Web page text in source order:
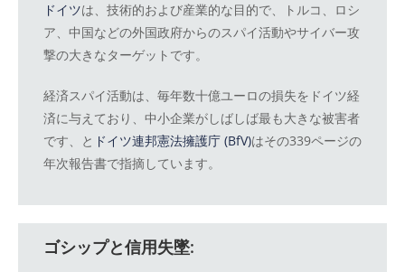
ドイツは、技術的および産業的な目的で、トルコ、ロシ
ア、中国などの外国政府からのスパイ活動やサイバー攻
撃の大きなターゲットです。
経済スパイ活動は、毎年数十億ユーロの損失をドイツ経
済に与えており、中小企業がしばしば最も大きな被害者
です、と ドイツ連邦憲法擁護庁 (BfV)はその339ページの
年次報告書で指摘しています。
ゴシップと信用失墜: